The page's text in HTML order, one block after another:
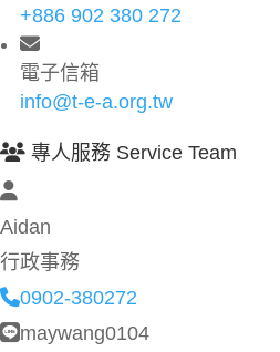
+886 902 380 272
電子信箱
info@t-e-a.org.tw
專人服務 Service Team
Aidan
行政事務
0902-380272
maywang0104